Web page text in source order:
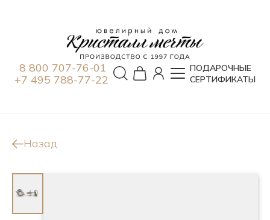
8 800 707-76-01
+7 495 788-77-22
ПОДАРОЧНЫЕ
СЕРТИФИКАТЫ
Назад